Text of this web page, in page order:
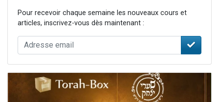
Pour recevoir chaque semaine les nouveaux cours et
articles, inscrivez-vous dès maintenant :